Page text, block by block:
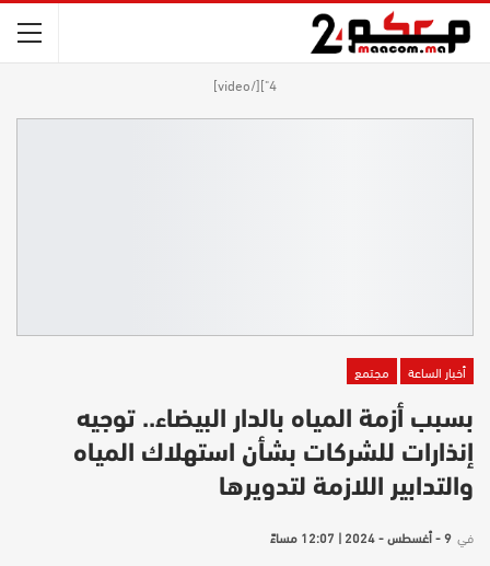
4"][/video]
أخبار الساعة مجتمع
بسبب أزمة المياه بالدار البيضاء.. توجيه
إنذارات للشركات بشأن استهلاك المياه
والتدابير اللازمة لتدويرها
في 9 - أغسطس - 2024 | 12:07 مساءً